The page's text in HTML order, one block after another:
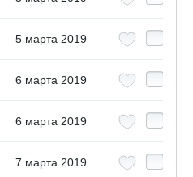
5 марта 2019
6 марта 2019
6 марта 2019
7 марта 2019